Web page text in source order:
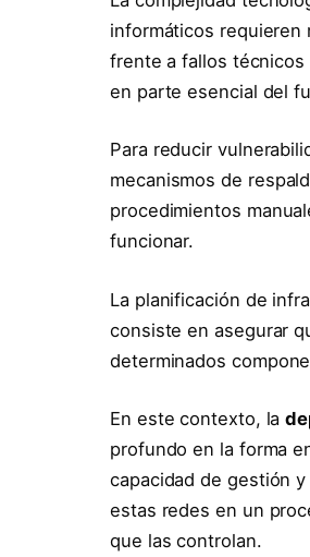
informáticos
frente a fallos
en parte esencial del
Para reducir
mecanismos de
procedimientos
funcionar.
La planificación de
consiste en asegurar
determinados
En este contexto, la
profundo en la forma
capacidad de gestión
estas redes en un
que las controlan.